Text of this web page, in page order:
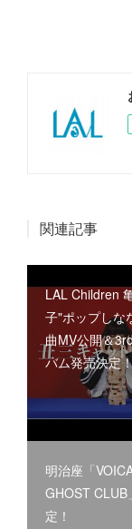
関連記事
LAL Children
子"ポップしな
曲MV公開＆
バム発売決定
明治座「
GHOST CLUB
定！